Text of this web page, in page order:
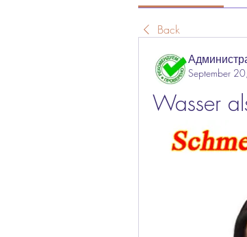
Back
September
Wasser